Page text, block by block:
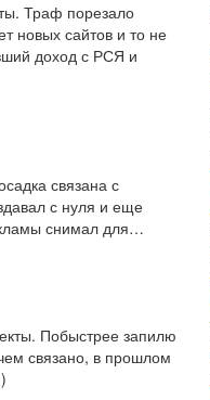
Траф порезало
новых сайтов и то не
доход с РСЯ и
связана с
с нуля и еще
снимал для…
Побыстрее запилю
связано, в прошлом